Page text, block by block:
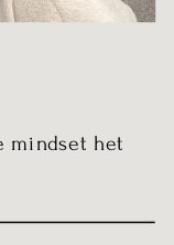
mindset het